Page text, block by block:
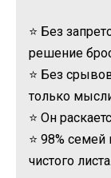
⭐ Без
решение
⭐ Без
только
⭐ Он
⭐ 98%
чистого листа.